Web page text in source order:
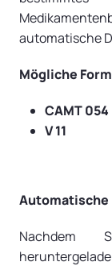
automatische
Mögliche
CAMT 054
V 11
Nachdem